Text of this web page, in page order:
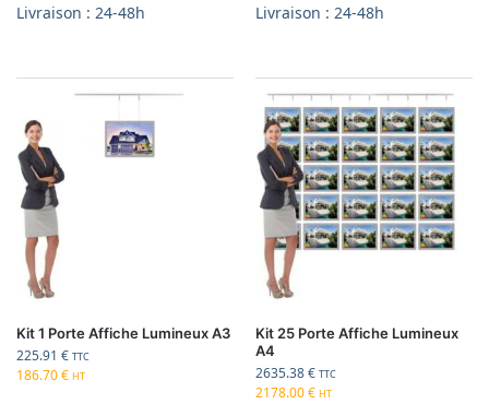
Livraison : 24-48h Livraison : 24-48h
Kit 1 Porte Affiche Lumineux A3
225.91 € TTC
186.70€ HT
Kit 25 Porte Affiche Lumineux
A4
2635.38€ TTC
2178.00€ HT